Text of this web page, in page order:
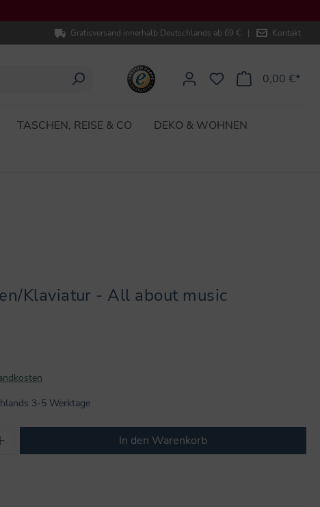
Gratisversand innerhalb Deutschlands ab 69 € | Kontakt
0,00 €*
TASCHEN, REISE & CO
DEKO & WOHNEN
Klaviatur - All about music
3-5 Werktage
den gewünschten Wert ein oder
In den Warenkorb